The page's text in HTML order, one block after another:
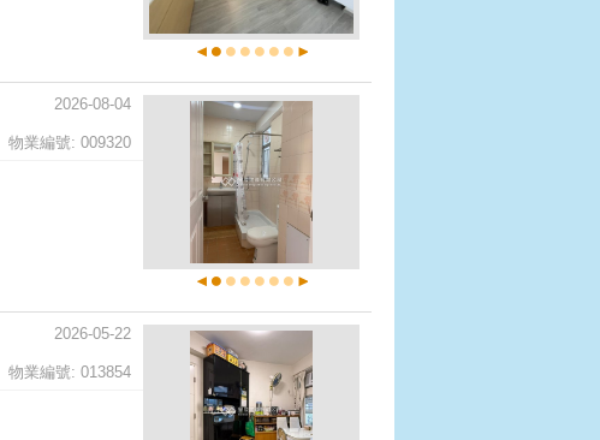
2026-08-04
物業編號: 009320
2026-05-22
物業編號: 013854